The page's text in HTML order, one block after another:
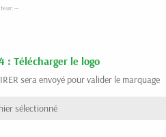
: Télécharger le logo
sera envoyé pour valider le marquage
sélectionné